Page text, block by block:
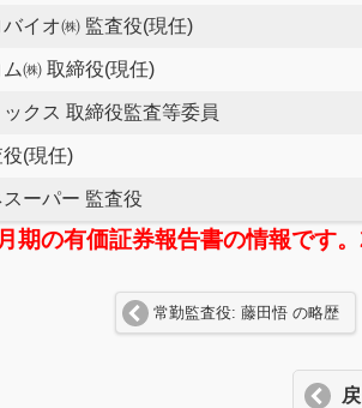
イオ㈱ 監査役(現任)
㈱ 取締役(現任)
クス 取締役監査等委員
(現任)
ーパー 監査役
の有価証券報告書の情報です
常勤監査役: 藤田悟 の略歴